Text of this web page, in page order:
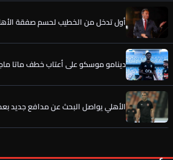
أول تدخل من الخطيب لحسم صفقة
دينامو موسكو على أعتاب خطف ماتا
الأهلي يواصل البحث عن مدافع جديد